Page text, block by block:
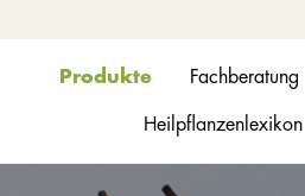
Produkte Fachberatung
Heilpflanzenlexikon